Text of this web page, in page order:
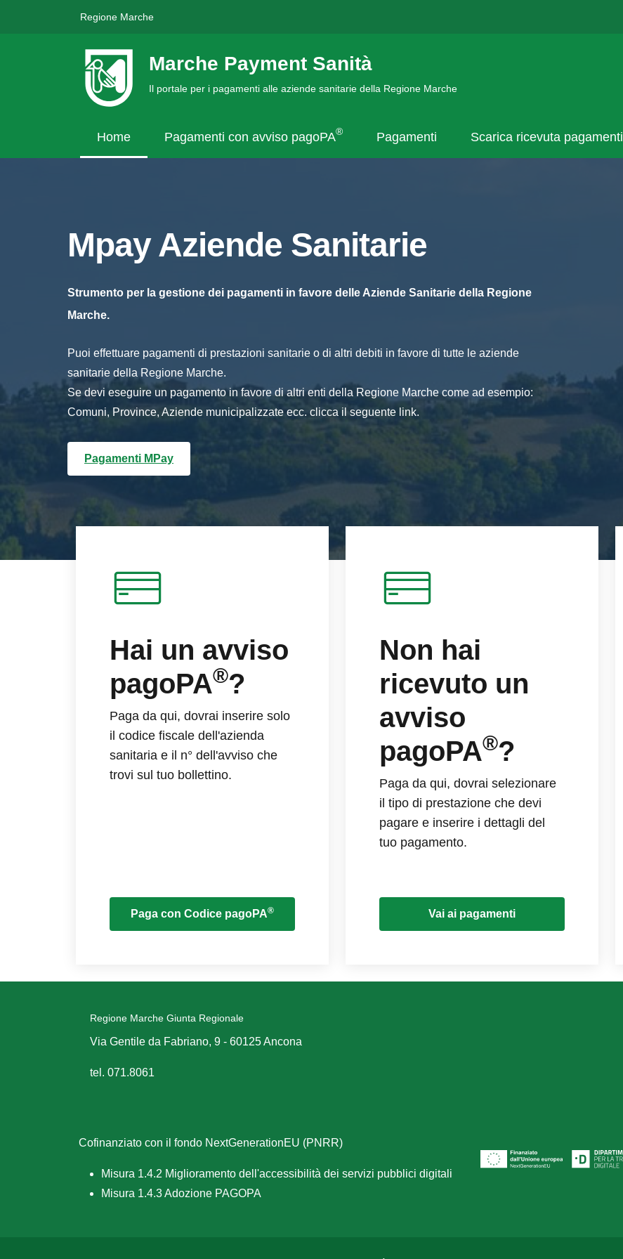
Regione Marche
Marche Payment Sanità
Il portale per i pagamenti alle aziende sanitarie della Regione Marche
Home Pagamenti con avviso pagoPA® Pagamenti Scarica ricevuta pagamenti
Mpay Aziende Sanitarie
Strumento per la gestione dei pagamenti in favore delle Aziende Sanitarie della Regione
Marche.
Puoi effettuare pagamenti di prestazioni sanitarie o di altri debiti in favore di tutte le aziende
sanitarie della Regione Marche.
Se devi eseguire un pagamento in favore di altri enti della Regione Marche come ad esempio:
Comuni, Province, Aziende municipalizzate ecc. clicca il seguente link.
Pagamenti MPay
Hai un avviso
pagoPA®?
Paga da qui, dovrai inserire solo
il codice fiscale dell'azienda
sanitaria e il n° dell'avviso che
trovi sul tuo bollettino.
Paga con Codice pagoPA®
Non hai
ricevuto un
avviso
pagoPA®?
Paga da qui, dovrai selezionare
il tipo di prestazione che devi
pagare e inserire i dettagli del
tuo pagamento.
Vai ai pagamenti
Regione Marche Giunta Regionale
Via Gentile da Fabriano, 9 - 60125 Ancona
tel. 071.8061
Cofinanziato con il fondo NextGenerationEU (PNRR)
Misura 1.4.2 Miglioramento dell'accessibilità dei servizi pubblici digitali
Misura 1.4.3 Adozione PAGOPA